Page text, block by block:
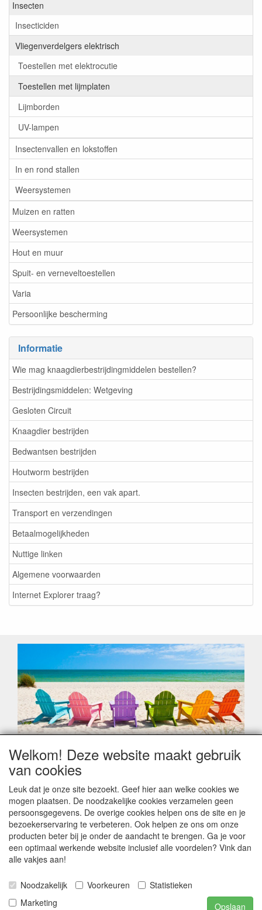
Insecten
Insecticiden
Vliegenverdelgers elektrisch
Toestellen met elektrocutie
Toestellen met lijmplaten
Lijmborden
UV-lampen
Insectenvallen en lokstoffen
In en rond stallen
Weersystemen
Muizen en ratten
Weersystemen
Hout en muur
Spuit- en verneveltoestellen
Varia
Persoonlijke bescherming
Informatie
Wie mag knaagdierbestrijdingmiddelen bestellen?
Bestrijdingsmiddelen: Wetgeving
Gesloten Circuit
Knaagdier bestrijden
Bedwantsen bestrijden
Houtworm bestrijden
Insecten bestrijden, een vak apart.
Transport en verzendingen
Betaalmogelijkheden
Nuttige linken
Algemene voorwaarden
Internet Explorer traag?
Geachte klant,
Zoals elk jaar zorgt de verlofperiode, naast een hoop
leveringsproblemen.
Sommige fabrikanten sluiten of werken met een
vakantiebezetting.
Bestellingen die vanaf +/- 15 juli geplaatst worden kunnen
hierdoor vertraging oplopen. Wanneer die voorradig is en alle
betalingsmodaliteiten zijn vervuld dan de bestelling verstuurd
worden. Indien deze nog terug moeten binnen komen dan is
Augustus stabiliseert zich dit dan wel en kunnen wij, meestal,
opnieuw vlot werken.
Welkom! Deze website maakt gebruik
van cookies
Leuk dat je onze site bezoekt. Geef hier aan welke cookies we
mogen plaatsen. De noodzakelijke cookies verzamelen geen
persoonsgegevens. De overige cookies helpen ons de site en je
bezoekerservaring te verbeteren. Ook helpen ze ons om onze
producten beter bij je onder de aandacht te brengen. Ga je voor
een optimaal werkende website inclusief alle voordelen? Vink dan
alle vakjes aan!
Noodzakelijk Voorkeuren
Statistieken
Marketing
Opslaan